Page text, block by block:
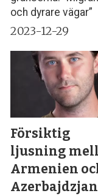
och dyrare vägar”
2023-12-29
Försiktig
ljusning
Armenien
Azerbajdzjan